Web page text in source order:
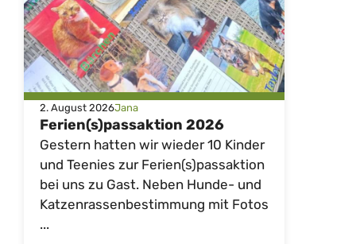
2. August 2026Jana
Ferien(s)passaktion 2026
Gestern hatten wir wieder 10 Kinder
und Teenies zur Ferien(s)passaktion
bei uns zu Gast. Neben Hunde- und
Katzenrassenbestimmung mit Fotos
...